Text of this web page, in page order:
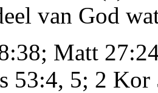
van God
Matt
53:4, 5; 2